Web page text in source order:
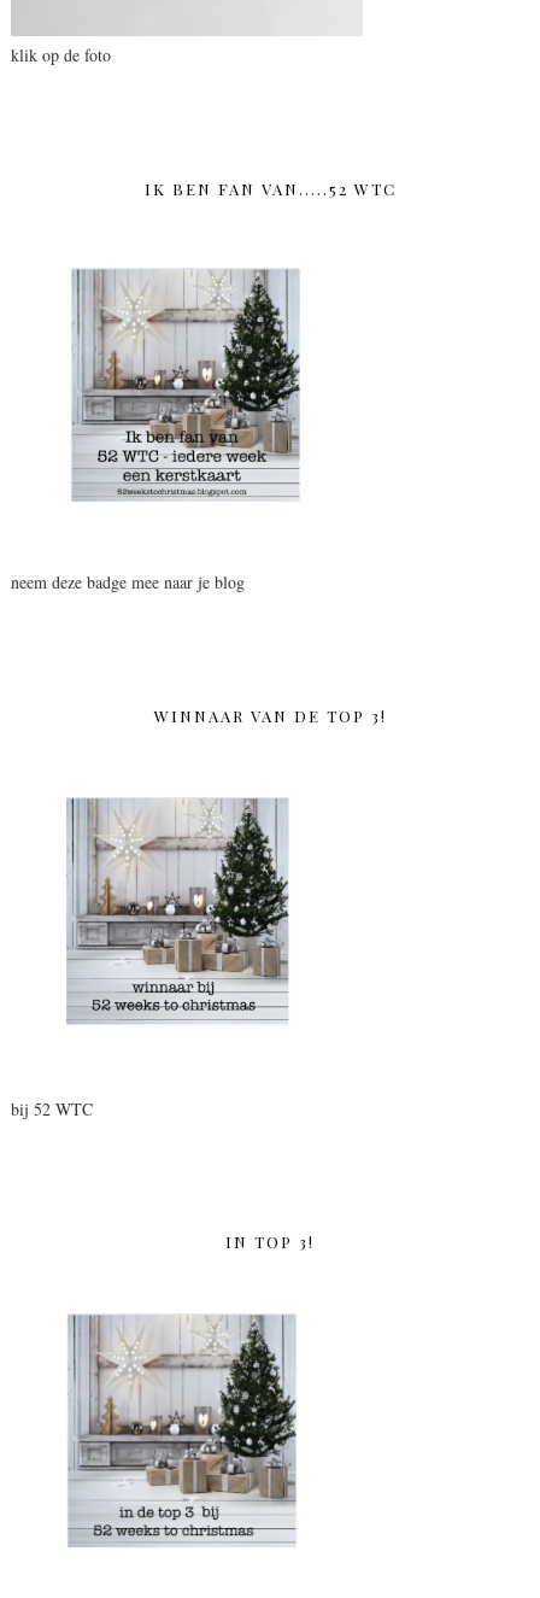
klik op de foto
IK BEN FAN VAN.....52 WTC
neem deze badge mee naar je blog
WINNAAR VAN DE TOP 3!
bij 52 WTC
IN TOP 3!